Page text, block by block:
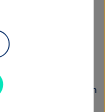
Nordrhein-
-
–
Tage an den
ein. Rund 300
auf den Weg nach
Open